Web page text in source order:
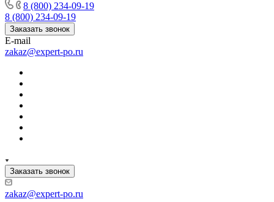
8 (800) 234-09-19
8 (800) 234-09-19
Заказать звонок
E-mail
zakaz@expert-po.ru
Заказать звонок
zakaz@expert-po.ru